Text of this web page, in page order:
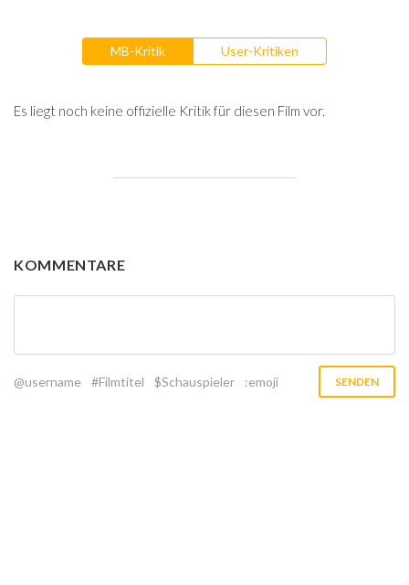
MB-Kritik User-Kritiken
Es liegt noch keine offizielle Kritik für diesen Film vor.
KOMMENTARE
@username #Filmtitel $Schauspieler :emoji